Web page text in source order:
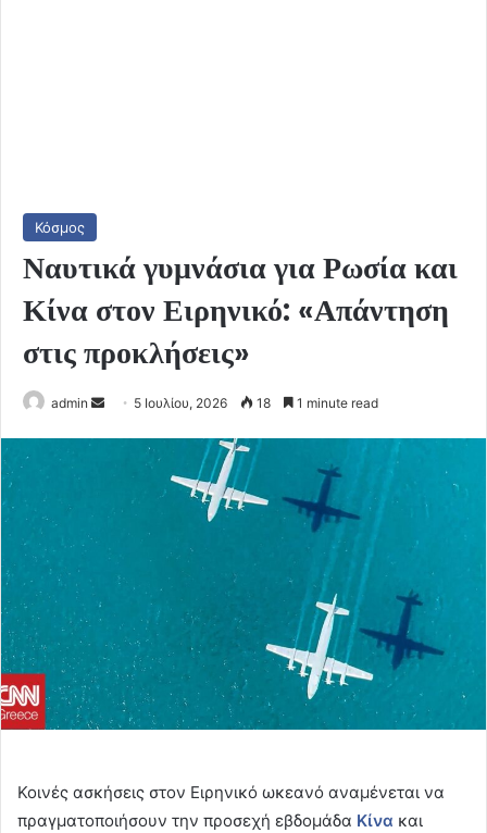
Κόσμος
Ναυτικά γυμνάσια για Ρωσία και
Κίνα στον Ειρηνικό: «Απάντηση
στις προκλήσεις»
admin
Send 5 Ιουλίου, 2026 18 1 minute read
Κοινές ασκήσεις στον Ειρηνικό ωκεανό αναμένεται να
πραγματοποιήσουν την προσεχή εβδομάδα Κίνα και